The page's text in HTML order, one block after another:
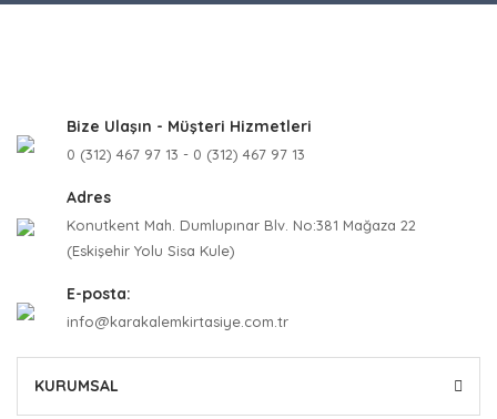
Bize Ulaşın - Müşteri Hizmetleri
0 (312) 467 97 13 - 0 (312) 467 97 13
Adres
Konutkent Mah. Dumlupınar Blv. No:381 Mağaza 22
(Eskişehir Yolu Sisa Kule)
E-posta:
info@karakalemkirtasiye.com.tr
KURUMSAL